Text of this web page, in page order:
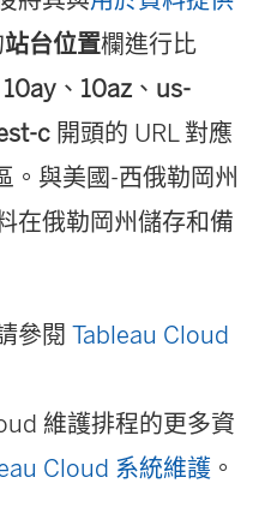
站台位置欄進行比
10ay 、 10az 、 us-
c 開頭的 URL 對應
。與美國-西俄勒岡州
在俄勒岡州儲存和備
參閱 Tableau Cloud
結
維護排程的更多資
Cloud 系統維護 。